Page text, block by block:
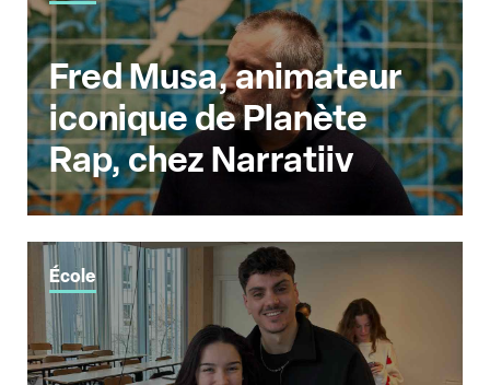
Fred Musa, animateur
iconique de Planète
Rap, chez Narratiiv
École